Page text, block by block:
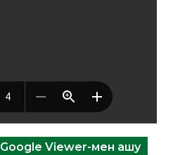
Google Viewer-мен ашу